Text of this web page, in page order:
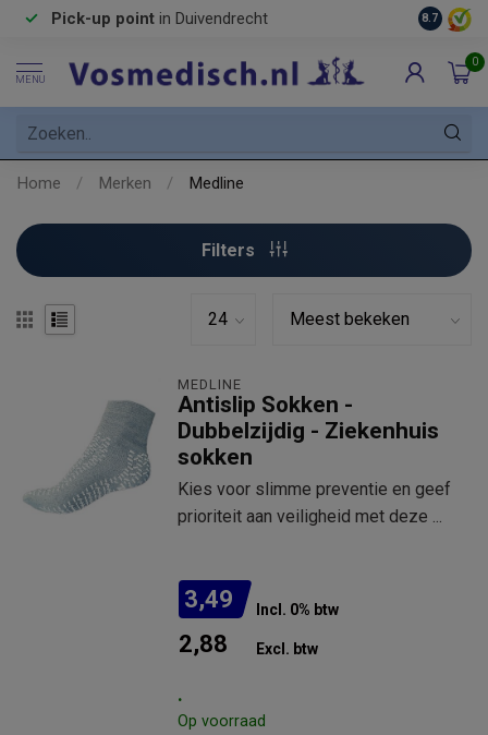
Pick-up point in Duivendrecht 8.7
MENU
0
Home / Merken / Medline
Filters
MEDLINE
Antislip Sokken -
Dubbelzijdig - Ziekenhuis
sokken
Kies voor slimme preventie en geef
prioriteit aan veiligheid met deze ...
3,49 Incl. 0% btw
2,88 Excl. btw
.
Op voorraad